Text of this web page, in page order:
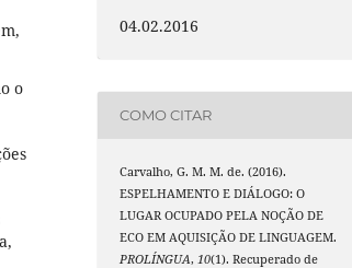
o
04.02.2016
COMO CITAR
Carvalho, G. M. M. de. (2016).
ESPELHAMENTO E DIÁLOGO: O
LUGAR OCUPADO PELA NOÇÃO DE
ECO EM AQUISIÇÃO DE LINGUAGEM.
PROLÍNGUA,10(1). Recuperado de